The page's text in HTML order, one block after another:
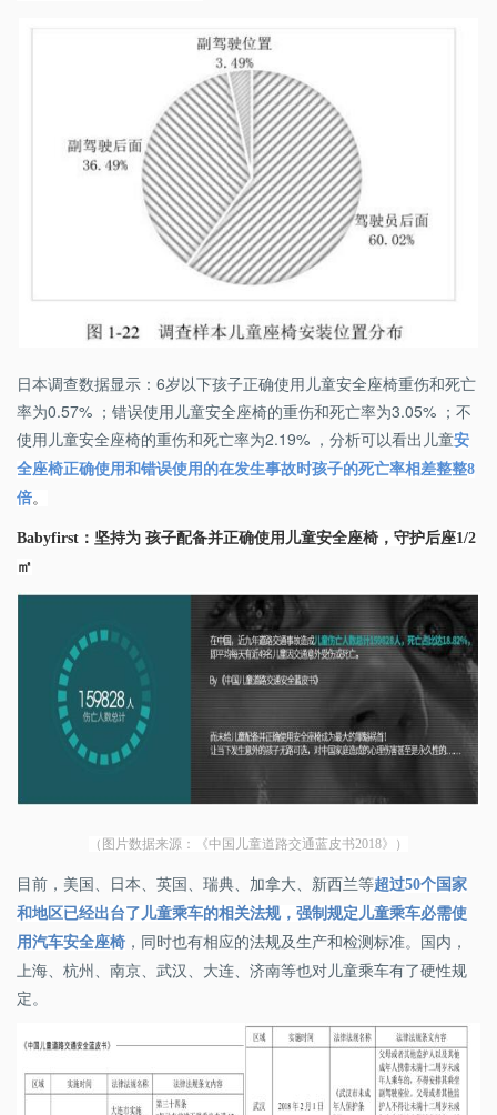
日本调查数据显示：6岁以下孩子正确使用儿童安全座椅重伤和死亡
率为0.57% ；错误使用儿童安全座椅的重伤和死亡率为3.05% ；不
使用儿童安全座椅的重伤和死亡率为2.19% ，分析可以看出儿童安
全座椅正确使用和错误使用的在发生事故时孩子的死亡率相差整整8
倍。
Babyfirst ：坚持为 孩子配备并正确使用儿童安全座椅，守护后座1/2
㎡
（图片数据来源：《中国儿童道路交通蓝皮书2018》）
目前，美国、日本、英国、瑞典、加拿大、新西兰等超过50个国家
和地区已经出台了儿童乘车的相关法规，强制规定儿童乘车必需使
用汽车安全座椅 ，同时也有相应的法规及生产和检测标准。国内，
上海、杭州、南京、武汉、大连、济南等也对儿童乘车有了硬性规
定。